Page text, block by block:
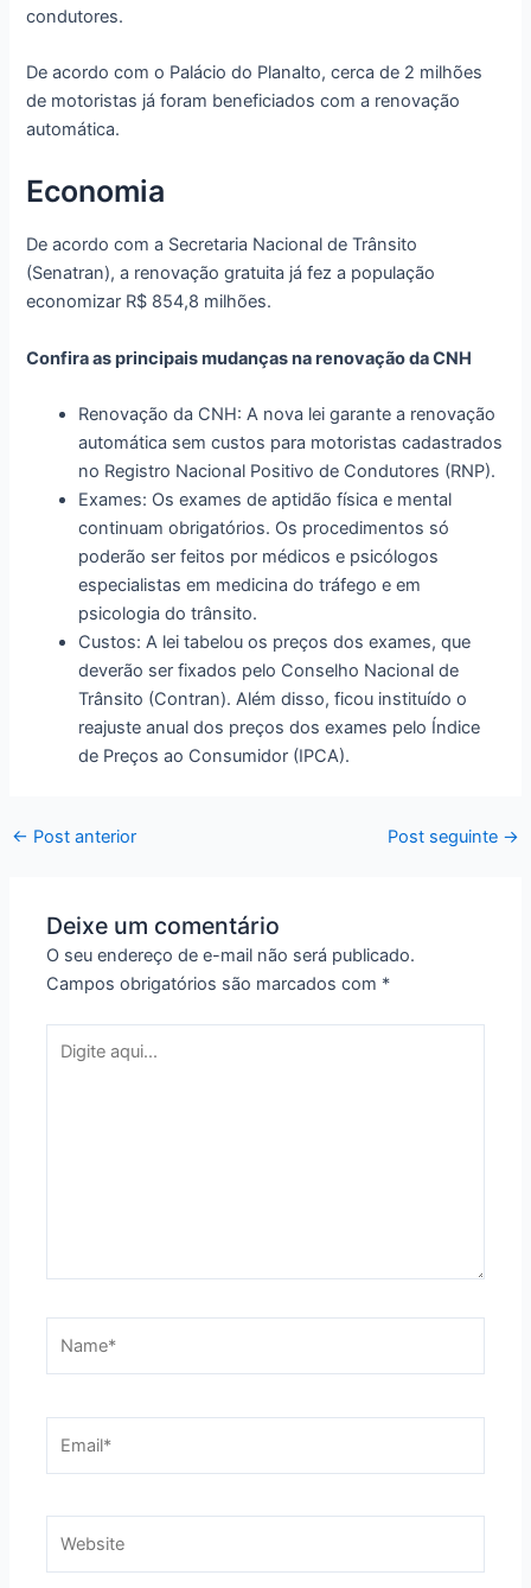
condutores.
De acordo com o Palácio do Planalto, cerca de 2 milhões
de motoristas já foram beneficiados com a renovação
automática.
Economia
De acordo com a Secretaria Nacional de Trânsito
(Senatran), a renovação gratuita já fez a população
economizar R$ 854,8 milhões.
Confira as principais mudanças na renovação da CNH
Renovação da CNH: A nova lei garante a renovação
automática sem custos para motoristas cadastrados
no Registro Nacional Positivo de Condutores (RNP).
Exames: Os exames de aptidão física e mental
continuam obrigatórios. Os procedimentos só
poderão ser feitos por médicos e psicólogos
especialistas em medicina do tráfego e em
psicologia do trânsito.
Custos: A lei tabelou os preços dos exames, que
deverão ser fixados pelo Conselho Nacional de
Trânsito (Contran). Além disso, ficou instituído o
reajuste anual dos preços dos exames pelo Índice
de Preços ao Consumidor (IPCA).
← Post anterior Post seguinte →
Deixe um comentário
O seu endereço de e-mail não será publicado.
Campos obrigatórios são marcados com *
aqui...